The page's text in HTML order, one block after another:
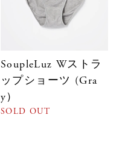
SoupleLuz Wストラ
ップショーツ (Gra
y）
SOLD OUT